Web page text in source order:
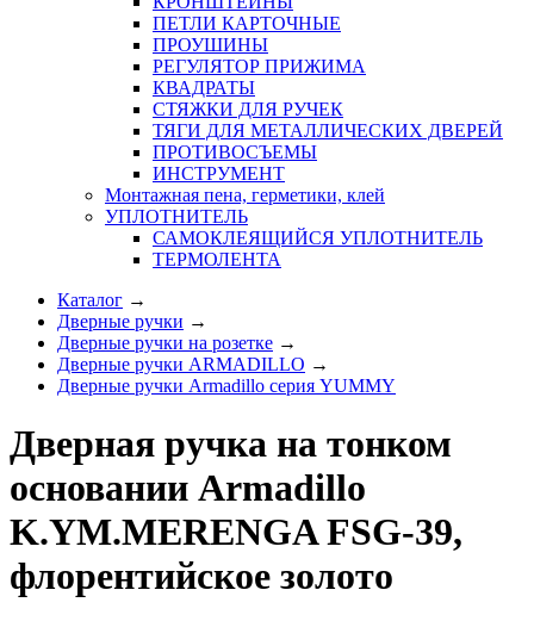
ПЕТЛИ КАРТОЧНЫЕ
ПРОУШИНЫ
РЕГУЛЯТОР ПРИЖИМА
КВАДРАТЫ
СТЯЖКИ ДЛЯ РУЧЕК
ТЯГИ ДЛЯ МЕТАЛЛИЧЕСКИХ ДВЕРЕЙ
ПРОТИВОСЪЕМЫ
ИНСТРУМЕНТ
Монтажная пена, герметики, клей
УПЛОТНИТЕЛЬ
САМОКЛЕЯЩИЙСЯ УПЛОТНИТЕЛЬ
ТЕРМОЛЕНТА
Каталог →
Дверные ручки →
Дверные ручки на розетке →
Дверные ручки ARMADILLO →
Дверные ручки Armadillo серия YUMMY
Дверная ручка на тонком
основании Armadillo
K.YM.MERENGA FSG-39,
флорентийское золото